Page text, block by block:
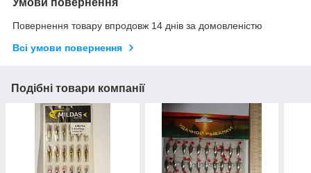
Повернення товару впродовж 14 днів за домовленістю
Всі умови повернення
Подібні товари компанії